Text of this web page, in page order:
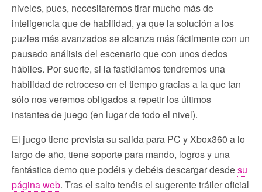
niveles, pues, necesitaremos tirar mucho más de
inteligencia que de habilidad, ya que la solución a los
puzles más avanzados se alcanza más fácilmente con un
pausado análisis del escenario que con unos dedos
hábiles. Por suerte, si la fastidiamos tendremos una
habilidad de retroceso en el tiempo gracias a la que tan
sólo nos veremos obligados a repetir los últimos
instantes de juego (en lugar de todo el nivel).
El juego tiene prevista su salida para PC y Xbox360 a lo
largo de año, tiene soporte para mando, logros y una
fantástica demo que podéis y debéis descargar desdesu
página web. Tras el salto tenéis el sugerente tráiler oficial